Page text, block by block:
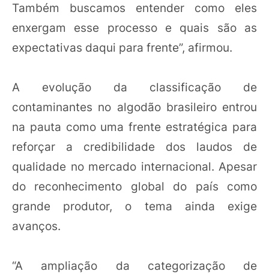
Também buscamos entender como eles
enxergam esse processo e quais são as
expectativas daqui para frente”, afirmou.
A evolução da classificação de
contaminantes no algodão brasileiro entrou
na pauta como uma frente estratégica para
reforçar a credibilidade dos laudos de
qualidade no mercado internacional. Apesar
do reconhecimento global do país como
grande produtor, o tema ainda exige
avanços.
“A ampliação da categorização de